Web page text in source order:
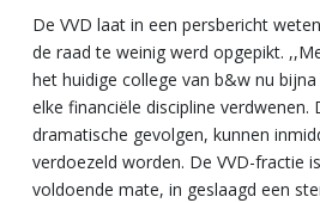
De VVD laat in een persbericht weten
de raad te weinig werd opgepikt.
het huidige college van b&w nu
elke financiële discipline verdwenen.
dramatische gevolgen, kunnen
verdoezeld worden. De VVD-fractie
voldoende mate, in geslaagd een